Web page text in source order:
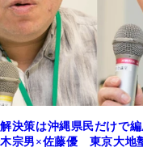
解決策は沖縄県民だけで
宗男×佐藤優 東京大地